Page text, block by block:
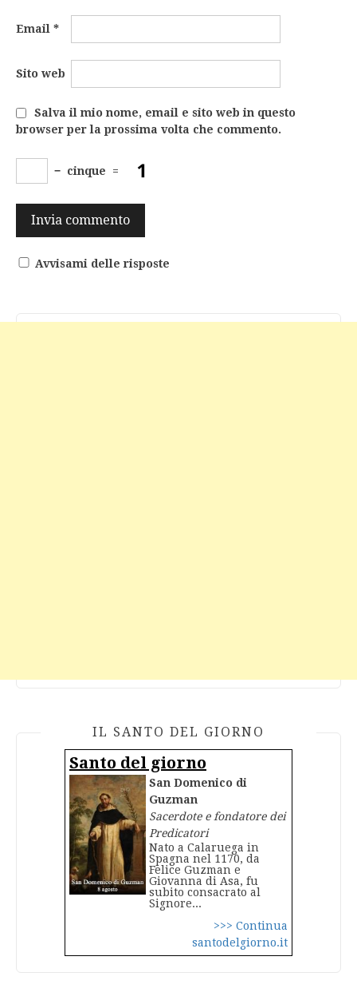
Email *
Sito web
Salva il mio nome, email e sito web in questo
browser per la prossima volta che commento.
− cinque =
Avvisami delle risposte
IL SANTO DEL GIORNO
Santo del giorno
San Domenico di
Guzman
Sacerdote e fondatore dei
Predicatori
Nato a Calaruega in
Spagna nel 1170, da
Felice Guzman e
Giovanna di Asa, fu
subito consacrato al
Signore...
>>> Continua
santodelgiorno.it